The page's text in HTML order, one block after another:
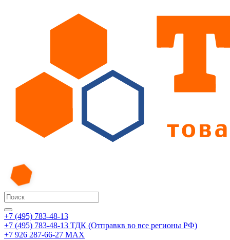
+7 (495) 783-48-13
+7 (495) 783-48-13 ТДК (Отправкв во все регионы РФ)
+7 926 287-66-27 МАХ